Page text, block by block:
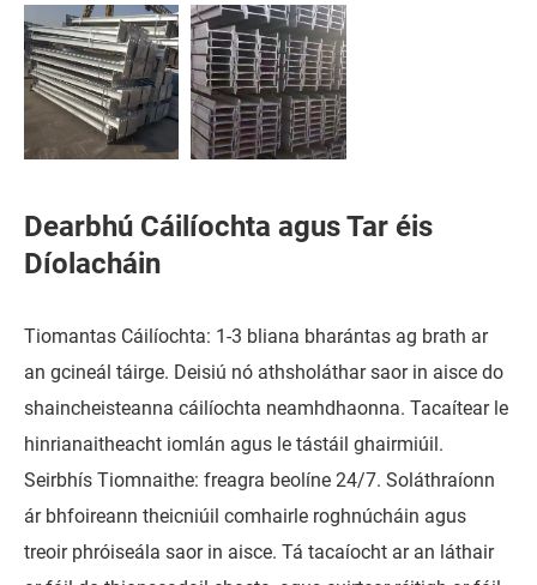
Dearbhú Cáilíochta agus Tar éis
Díolacháin
Tiomantas Cáilíochta: 1-3 bliana bharántas ag brath ar
an gcineál táirge. Deisiú nó athsholáthar saor in aisce do
shaincheisteanna cáilíochta neamhdhaonna. Tacaítear le
hinrianaitheacht iomlán agus le tástáil ghairmiúil.
Seirbhís Tiomnaithe: freagra beolíne 24/7. Soláthraíonn
ár bhfoireann theicniúil comhairle roghnúcháin agus
treoir phróiseála saor in aisce. Tá tacaíocht ar an láthair